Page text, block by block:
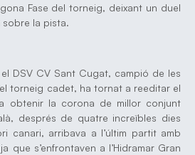
Fase del torneig, deixant un duel
la pista.
DSV CV Sant Cugat, campió de les
torneig cadet, ha tornat a reeditar el
obtenir la corona de millor conjunt
després de quatre increïbles dies
canari, arribava a l’últim partit amb
que s’enfrontaven a l’Hidramar Gran